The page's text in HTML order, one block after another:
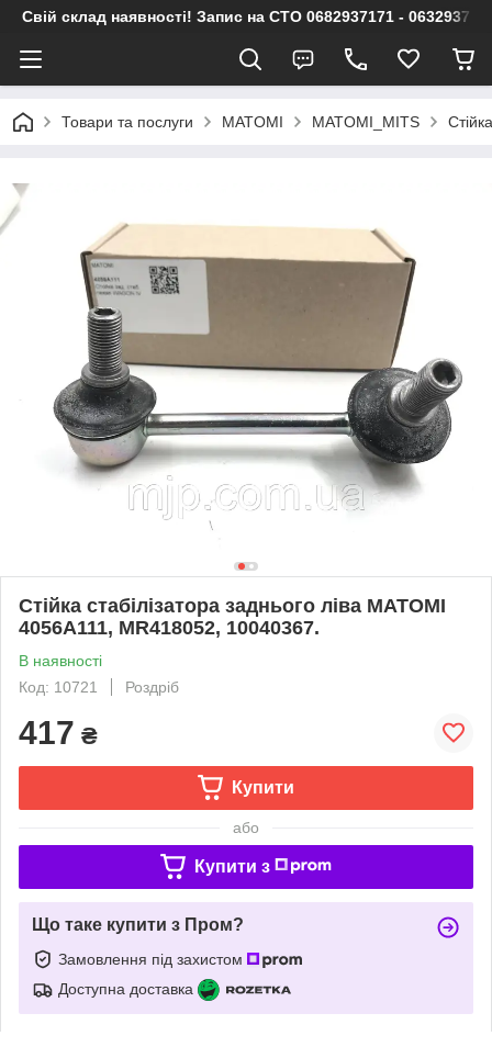
Свій склад наявності! Запис на СТО 0682937171 -
Товари та послуги MATOMI MATOMI_MITS
Стійка стабілізатора заднього ліва MATOMI
4056A111, MR418052, 10040367.
В наявності
Код: 10721
Роздріб
417 ₴
Купити
або
Купити з
Що таке купити з Пром?
Замовлення під захистом
Доступна доставка